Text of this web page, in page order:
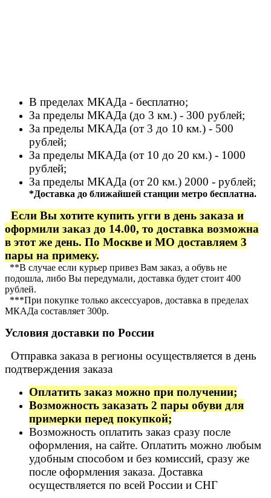
В пределах МКАДа - бесплатно;
За пределы МКАДа (до 3 км.) - 300 рублей;
За пределы МКАДа (от 3 до 10 км.) - 500
рублей;
За пределы МКАДа (от 10 до 20 км.) - 1000
рублей;
За пределы МКАДа (от 20 км.) 2000 - рублей;
*Доставка до ближайшей станции метро бесплатна.
Если Вы хотите купить угги в день заказа и
оформили заказ до 14.00, то доставка возможна
в этот же день. По Москве и МО доставляем 3
пары на примеку.
**В случае если курьер привез Вам заказ, а обувь не
подошла, либо Вы передумали, доставка будет стоит 400
рублей.
***При покупке только аксессуаров, доставка в пределах
МКАДа составляет 300р.
Условия доставки по России
Отправка заказа в регионы осуществляется в день
подтверждения заказа
Оплатить заказ можно при получении;
Возможность заказать 2 пары обуви для
примерки перед покупкой;
Возможность оплатить заказ сразу после
оформления, на сайте. Оплатить можно любым
удобным способом и без комиссий, сразу же
после оформления заказа. Доставка
осуществляется по всей России и СНГ